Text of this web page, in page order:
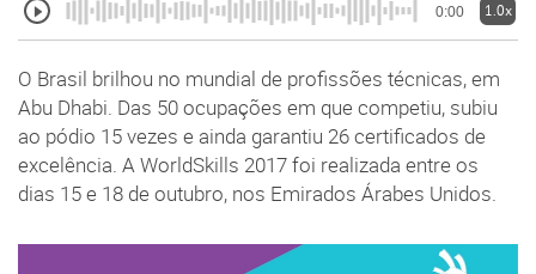
0:00 1.0x
O Brasil brilhou no mundial de profissões técnicas, em
Abu Dhabi. Das 50 ocupações em que competiu, subiu
ao pódio 15 vezes e ainda garantiu 26 certificados de
excelência. A WorldSkills 2017 foi realizada entre os
dias 15 e 18 de outubro, nos Emirados Árabes Unidos.